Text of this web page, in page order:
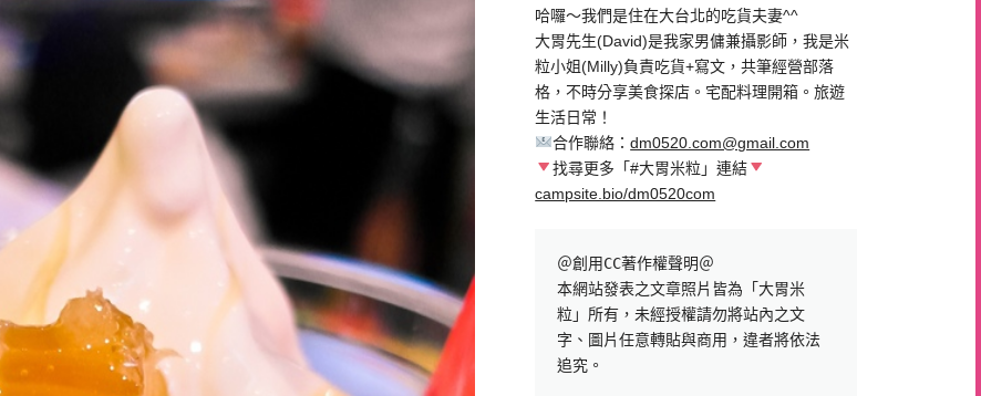
哈囉～我們是住在大台北的吃貨夫妻^^
大胃先生(David)是我家男傭兼攝影師，我是米
粒小姐(Milly)負責吃貨+寫文，共筆經營部落
格，不時分享美食探店。宅配料理開箱。旅遊
生活日常！
合作聯絡：dm0520.com@gmail.com
找尋更多「#大胃米粒」連結
campsite.bio/dm0520com
＠創用CC著作權聲明＠
本網站發表之文章照片皆為「大胃米
粒」所有，未經授權請勿將站內之文
字、圖片任意轉貼與商用，違者將依法
追究。